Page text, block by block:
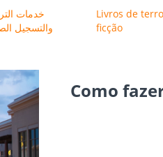
خدمات
والتسجيل
Livros de
ficção
Como